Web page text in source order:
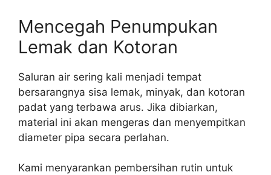
Mencegah Penumpukan
Lemak dan Kotoran
Saluran air sering kali menjadi tempat
bersarangnya sisa lemak, minyak, dan kotoran
padat yang terbawa arus. Jika dibiarkan,
material ini akan mengeras dan menyempitkan
diameter pipa secara perlahan.
Kami menyarankan pembersihan rutin untuk